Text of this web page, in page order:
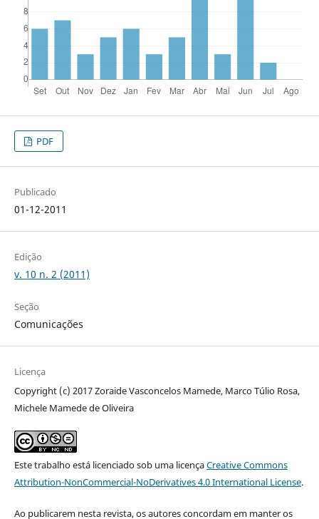
PDF
Publicado
01-12-2011
Edição
v. 10 n. 2 (2011)
Seção
Comunicações
Licença
Copyright (c) 2017 Zoraide Vasconcelos Mamede, Marco Túlio Rosa,
Michele Mamede de Oliveira
Este trabalho está licenciado sob uma licençaCreative Commons
Attribution-NonCommercial-NoDerivatives 4.0 International License.
Ao publicarem nesta revista, os autores concordam em manter os